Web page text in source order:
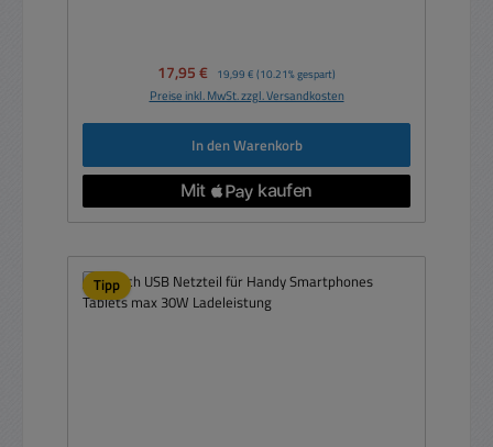
Verkaufspreis:
17,95 € Regulärer Preis:
19,99 € (10.21% gespart)
Preise inkl. MwSt. zzgl. Versandkosten
In den Warenkorb
Tipp